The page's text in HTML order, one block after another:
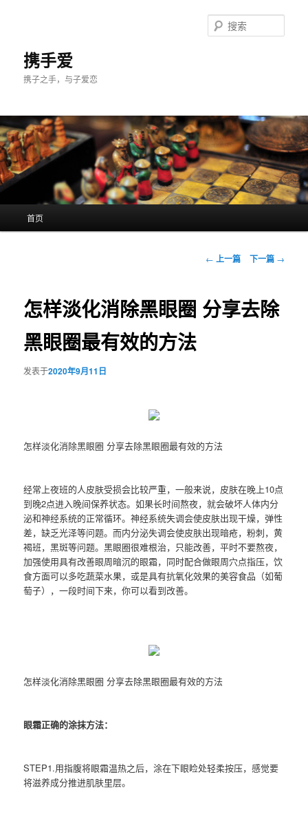
携手爱
携子之手，与子爱恋
索
首页
文
航
← 上一篇 下一篇 →
怎样淡化消除黑眼圈 分享去除
黑眼圈最有效的方法
发表于2020年9月11日
怎样淡化消除黑眼圈 分享去除黑眼圈最有效的方法
经常上夜班的人皮肤受损会比较严重，一般来说，皮肤在晚上10点
到晚2点进入晚间保养状态。如果长时间熬夜，就会破坏人体内分
泌和神经系统的正常循环。神经系统失调会使皮肤出现干燥，弹性
差，缺乏光泽等问题。而内分泌失调会使皮肤出现暗疮，粉刺，黄
褐班，黑斑等问题。黑眼圈很难根治，只能改善，平时不要熬夜，
加强使用具有改善眼周暗沉的眼霜，同时配合做眼周穴点指压，饮
食方面可以多吃蔬菜水果，或是具有抗氧化效果的美容食品（如葡
萄子），一段时间下来，你可以看到改善。
怎样淡化消除黑眼圈 分享去除黑眼圈最有效的方法
眼霜正确的涂抹方法：
STEP1.用指腹将眼霜温热之后，涂在下眼睑处轻柔按压，感觉要
将滋养成分推进肌肤里层。